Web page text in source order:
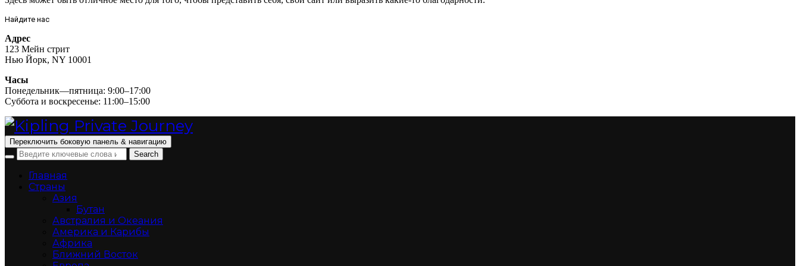
Найдите нас
Адрес
123 Мейн стрит
Нью Йорк, NY 10001
Часы
Понедельник—пятница: 9:00–17:00
Суббота и воскресенье: 11:00–15:00
Переключить боковую панель & навигацию
Главная
Страны
Азия
Бутан
Австралия и Океания
Америка и Карибы
Африка
Ближний Восток